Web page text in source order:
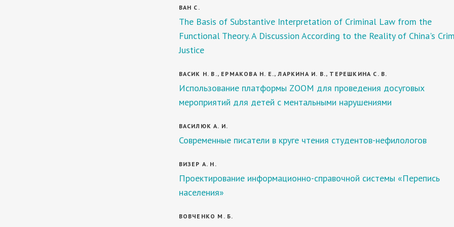
ВАН С.
The Basis of Substantive Interpretation of Criminal Law from the
Functional Theory. A Discussion According to the Reality of China's
Justice
ВАСИК Н. В., ЕРМАКОВА Н. Е., ЛАРКИНА И. В., ТЕРЕШКИНА С. В.
Использование платформы ZOOM для проведения досуговых
мероприятий для детей с ментальными нарушениями
ВАСИЛЮК А. И.
Современные писатели в круге чтения студентов-нефилологов
ВИЗЕР А. Н.
Проектирование информационно-справочной системы «Перепись
населения»
ВОВЧЕНКО М. Б.